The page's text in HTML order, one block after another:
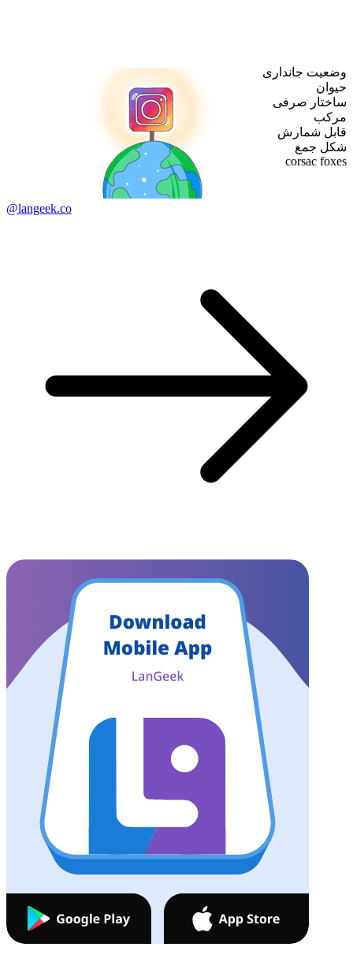
وضعیت جانداری
حیوان
ساختار صرفی
مرکب
قابل شمارش
شکل جمع
corsac foxes
@langeek.co